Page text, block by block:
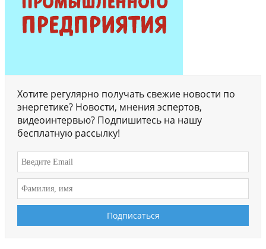
Хотите регулярно получать свежие новости по
энергетике? Новости, мнения эспертов,
видеоинтервью? Подпишитесь на нашу
бесплатную рассылку!